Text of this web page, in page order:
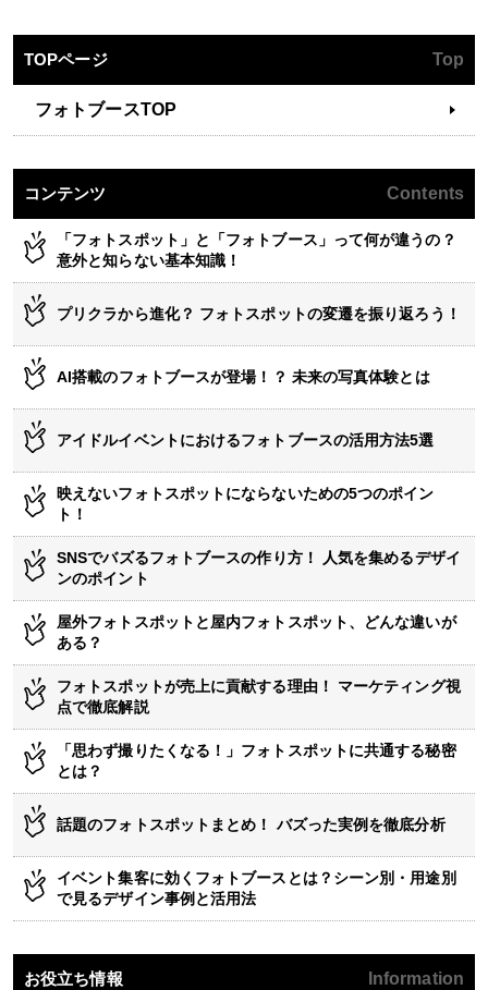
TOPページ Top
フォトブースTOP
コンテンツ Contents
「フォトスポット」と「フォトブース」って何が違うの？
意外と知らない基本知識！
プリクラから進化？ フォトスポットの変遷を振り返ろう！
AI搭載のフォトブースが登場！？ 未来の写真体験とは
アイドルイベントにおけるフォトブースの活用方法5選
映えないフォトスポットにならないための5つのポイン
ト！
SNSでバズるフォトブースの作り方！ 人気を集めるデザイ
ンのポイント
屋外フォトスポットと屋内フォトスポット、どんな違いが
ある？
フォトスポットが売上に貢献する理由！ マーケティング視
点で徹底解説
「思わず撮りたくなる！」フォトスポットに共通する秘密
とは？
話題のフォトスポットまとめ！ バズった実例を徹底分析
イベント集客に効くフォトブースとは？シーン別・用途別
で見るデザイン事例と活用法
お役立ち情報 Information